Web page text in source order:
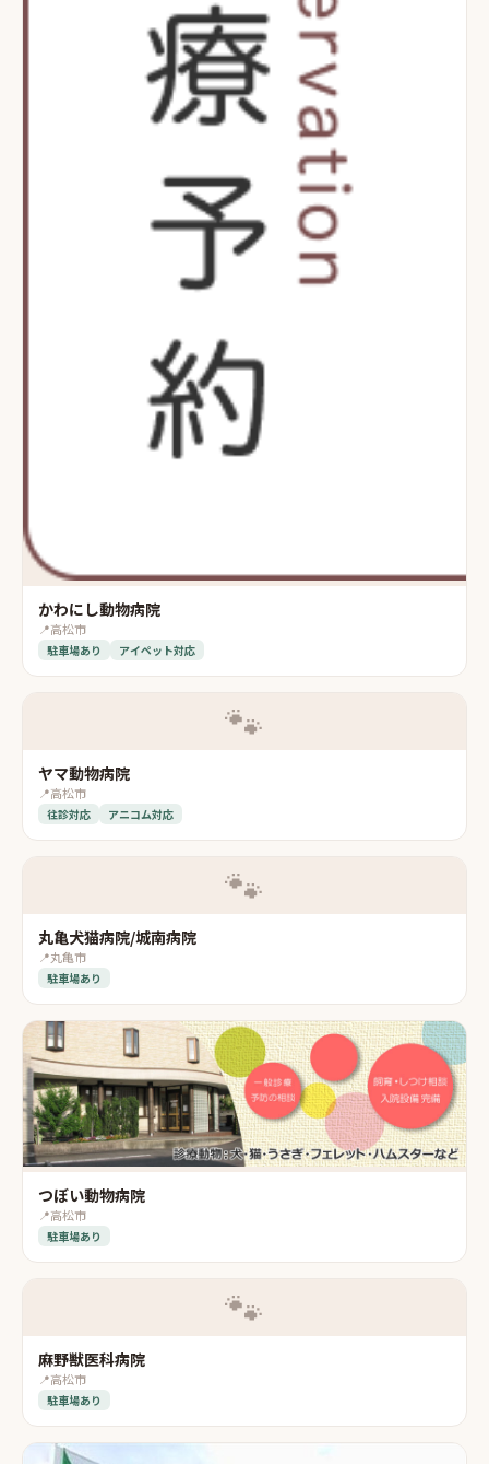
かわにし動物病院
📍高松市
駐車場あり アイペット対応
🐾
ヤマ動物病院
📍高松市
往診対応 アニコム対応
🐾
丸亀犬猫病院/城南病院
📍丸亀市
駐車場あり
つぼい動物病院
📍高松市
駐車場あり
🐾
麻野獣医科病院
📍高松市
駐車場あり